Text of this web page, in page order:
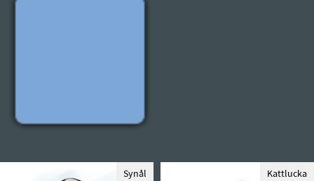
Synål Kattlucka